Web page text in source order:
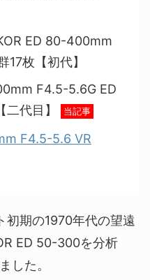
ED 80-400mm
枚【初代】
F4.5-5.6G ED
代目】
当記事
F4.5-5.6 VR
初期の1970年代の望遠
ED 50-300を分析
した。